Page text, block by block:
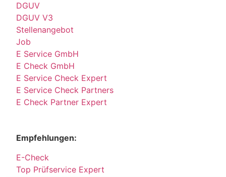
DGUV
DGUV V3
Stellenangebot
Job
E Service GmbH
E Check GmbH
E Service Check Expert
E Service Check Partners
E Check Partner Expert
Empfehlungen:
E-Check
Top Prüfservice Expert